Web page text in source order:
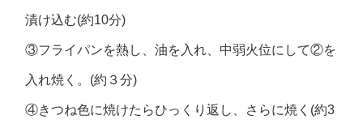
漬け込む(約10分)
③フライパンを熱し、油を入れ、中弱火位にして②を
入れ焼く。(約３分)
④きつね色に焼けたらひっくり返し、さらに焼く(約3